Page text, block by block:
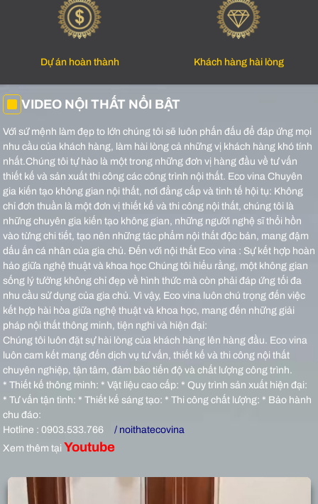
Dự án hoàn thành Khách hàng hài lòng
VIDEO NỘI THẤT NỔI BẬT
Với sứ mệnh làm đẹp to lớn chúng tôi sẽ luôn phấn đấu để đáp ứng mọi
nhu cầu của khách hàng, làm hài lòng cả những vị khách hàng khó tính
nhất.Chúng tôi tự hào là một trong những đơn vị hàng đầu về tư vấn
thiết kế và sản xuất thi công các công trình nội thất. Eco vina Chuyên
gia kiến tạo không gian nội thất, nơi đẳng cấp và tinh tế hội tụ: Không
chỉ đơn thuần là một đơn vị thiết kế và thi công nội thất, chúng tôi là
những chuyên gia kiến tạo không gian, những người nghệ sĩ thổi hồn
vào từng chi tiết, tạo nên những tác phẩm nội thất độc bản, mang đậm
dấu ấn cá nhân của gia chủ. Đến với nội thất Eco vina : Sự kết hợp hoàn
hảo giữa nghệ thuật và khoa học Chúng tôi hiểu rằng, một không gian
sống lý tưởng không chỉ đẹp về hình thức mà còn phải đáp ứng tối đa
nhu cầu sử dụng của gia chủ. Vì vậy, Eco vina luôn chú trọng đến việc
kết hợp hài hòa giữa nghệ thuật và khoa học, mang đến những giải
pháp nội thất thông minh, tiện nghi và hiện đại:
Chúng tôi luôn đặt sự hài lòng của khách hàng lên hàng đầu. Eco vina
luôn cam kết mang đến dịch vụ tư vấn, thiết kế và thi công nội thất
chuyên nghiệp, tận tâm, đảm bảo tiến độ và chất lượng công trình.
* Thiết kế thông minh: * Vật liệu cao cấp: * Quy trình sản xuất hiện đại:
* Tư vấn tận tình: * Thiết kế sáng tạo: * Thi công chất lượng: * Bảo hành
chu đáo:
Hotline : 0903.533.766
/ noithatecovina
Xem thêm tại Youtube